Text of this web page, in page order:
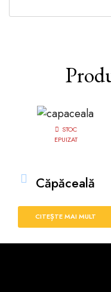
STOC
EPUIZAT
Căpăceală
CITEȘTE MAI MULT